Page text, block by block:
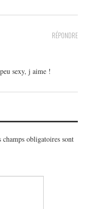
RÉPONDRE
sexy, j aime !
champs obligatoires sont